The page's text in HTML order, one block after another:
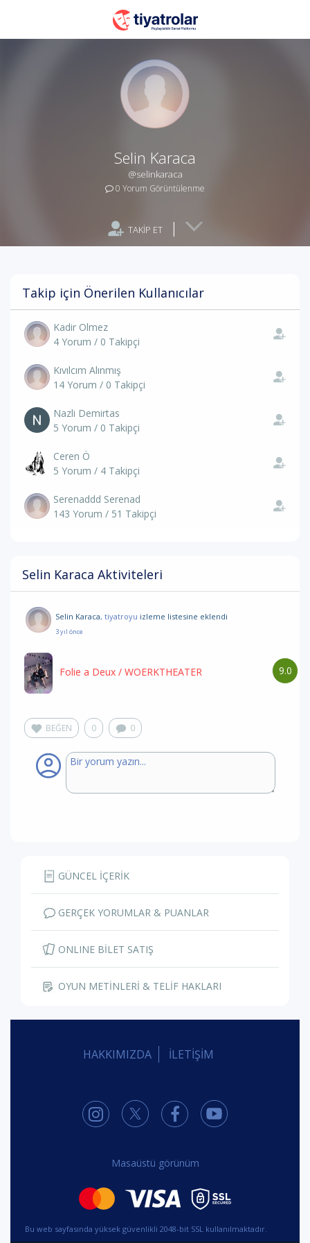
Selin Karaca
@selinkaraca
0 Yorum Görüntülenme
TAKİP ET |
Takip için Önerilen Kullanıcılar
Kadir Olmez
4 Yorum / 0 Takipçi
Kıvılcım Alınmış
14 Yorum / 0 Takipçi
Nazli Demirtas
5 Yorum / 0 Takipçi
Ceren Ö
5 Yorum / 4 Takipçi
Serenaddd Serenad
143 Yorum / 51 Takipçi
Selin Karaca Aktiviteleri
Selin Karaca, tiyatroyu izleme listesine eklendi
3 yıl önce
9.0
Folie a Deux / WOERKTHEATER
BEĞEN 0 0
GÜNCEL İÇERİK
GERÇEK YORUMLAR & PUANLAR
ONLINE BİLET SATIŞ
OYUN METİNLERİ & TELİF HAKLARI
HAKKIMIZDA İLETİŞİM
Masaüstü görünüm
Bu web sayfasında yüksek güvenlikli 2048-bit SSL kullanılmaktadır.